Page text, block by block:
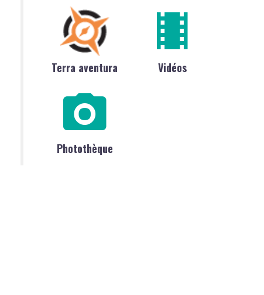
Terra aventura Vidéos
Photothèque